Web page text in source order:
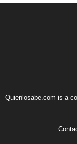
Quienlosabe.com is a